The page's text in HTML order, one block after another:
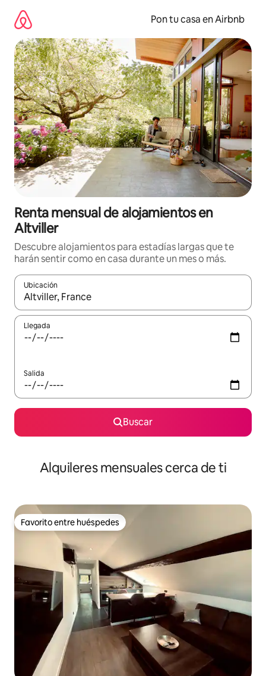
contenido
Pon tu casa en Airbnb
Renta mensual de alojamientos en
Altviller
Descubre alojamientos para estadías largas que te
harán sentir como en casa durante un mes o más.
Ubicación
Cuando los resultados estén disponibles, navega con las
Llegada
Salida
Buscar
Alquileres mensuales cerca de ti
Favorito entre huéspedes
Favorito entre huéspedes